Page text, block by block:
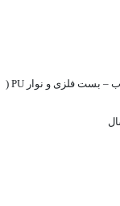
لوازم جانبی : سیفون و زیر آب – بست فلزی و نوار PU (